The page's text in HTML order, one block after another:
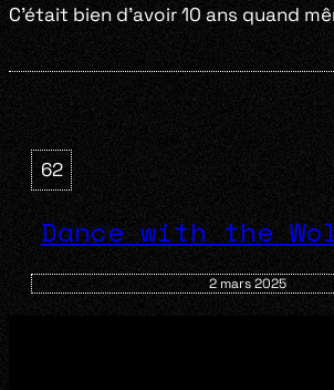
C’était bien d’avoir 10 ans quand
62
Dance with the
2 mars 2025